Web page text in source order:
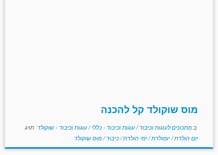
מוס שוקולד קל להכנה
ב מתכונים לעוגות וכיבוד/עוגות וכיבוד - כללי/עוגות וכיבוד - שוקולד תויג
יום הולדת/יומולדת/ימי הולדת/כיבוד/מוס שוקולד